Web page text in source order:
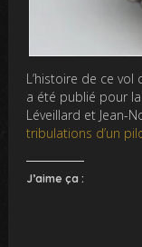
L’histoire de ce vol
a été publié pour
Léveillard et Jean-
tribulations d’un
J’aime ça :